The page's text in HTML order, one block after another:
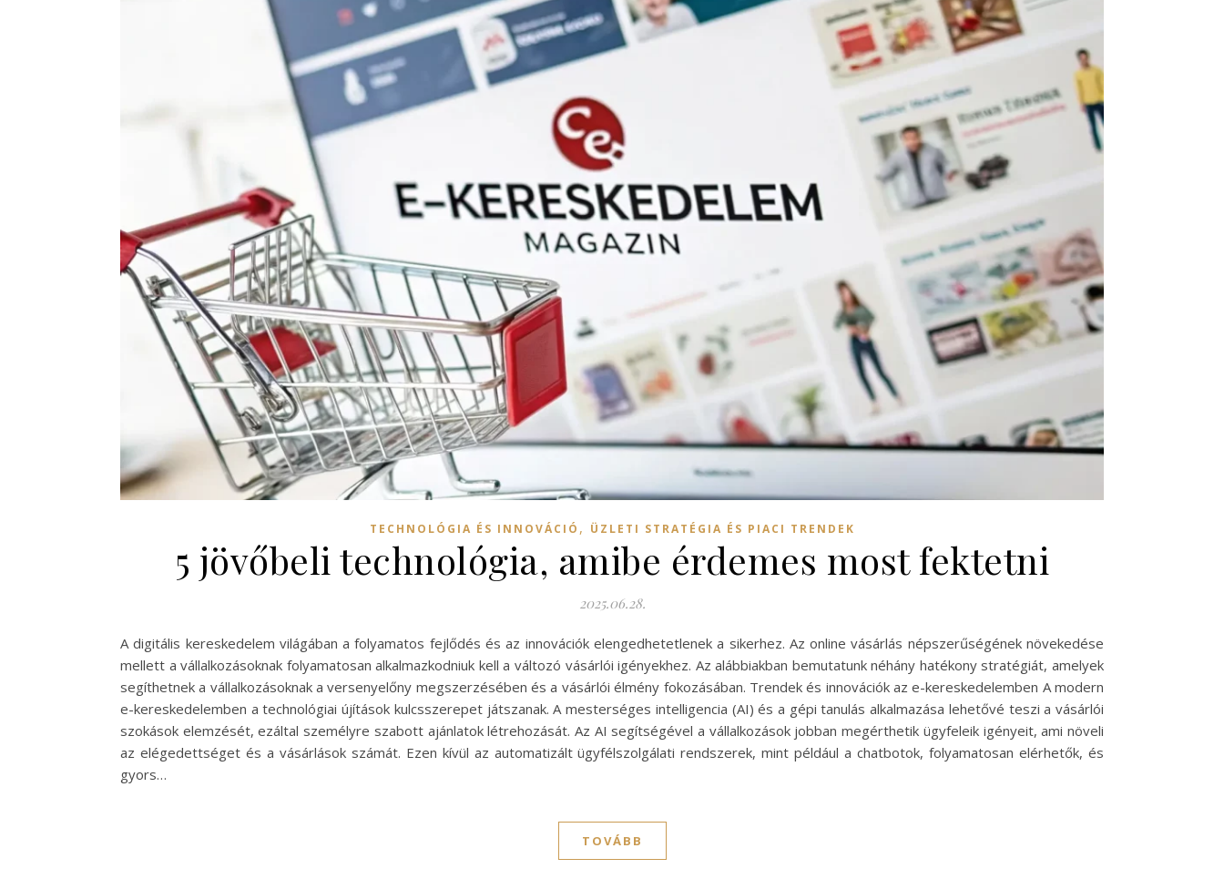
TECHNOLÓGIA ÉS INNOVÁCIÓ , ÜZLETI STRATÉGIA ÉS PIACI TRENDEK
5 jövőbeli technológia, amibe érdemes most fektetni
2025.06.28.
A digitális kereskedelem világában a folyamatos fejlődés és az innovációk elengedhetetlenek a sikerhez. Az online vásárlás népszerűségének növekedése
mellett a vállalkozásoknak folyamatosan alkalmazkodniuk kell a változó vásárlói igényekhez. Az alábbiakban bemutatunk néhány hatékony stratégiát, amelyek
segíthetnek a vállalkozásoknak a versenyelőny megszerzésében és a vásárlói élmény fokozásában. Trendek és innovációk az e-kereskedelemben A modern
e-kereskedelemben a technológiai újítások kulcsszerepet játszanak. A mesterséges intelligencia (AI) és a gépi tanulás alkalmazása lehetővé teszi a vásárlói
szokások elemzését, ezáltal személyre szabott ajánlatok létrehozását. Az AI segítségével a vállalkozások jobban megérthetik ügyfeleik igényeit, ami növeli
az elégedettséget és a vásárlások számát. Ezen kívül az automatizált ügyfélszolgálati rendszerek, mint például a chatbotok, folyamatosan elérhetők, és
gyors…
TOVÁBB